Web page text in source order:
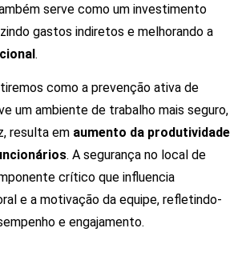
serve como um investimento
gastos indiretos e melhorando a
.
como a prevenção ativa de
um ambiente de trabalho mais seguro,
resulta em aumento da produtividade
. A segurança no local de
crítico que influencia
e a motivação da equipe, refletindo-
e engajamento.